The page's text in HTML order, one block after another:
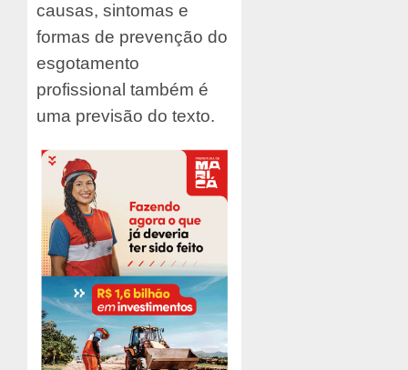
causas, sintomas e
formas de prevenção do
esgotamento
profissional também é
uma previsão do texto.